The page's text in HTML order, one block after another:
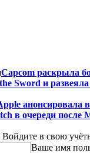
Capcom раскрыла
Sword и развеяла
анонсировала
в очереди после
в свою
Ваше имя